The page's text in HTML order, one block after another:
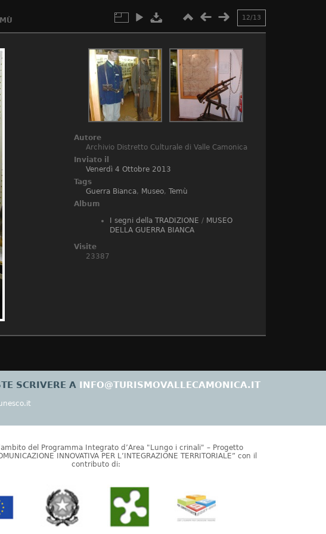
12/13
Autore
Archivio Distretto Culturale di Valle Camonica
Inviato il
Venerdì 4 Ottobre 2013
Tags
Guerra Bianca, Museo,Temù
Album
I segni della TRADIZIONE / MUSEO
DELLA GUERRA BIANCA
Visite
23387
SCRIVERE A INFO@TURISMOVALLECAMONICA.IT
del Programma Integrato d’Area "Lungo i crinali" – Progetto
INNOVATIVA PER L’INTEGRAZIONE TERRITORIALE” con il
contributo di: